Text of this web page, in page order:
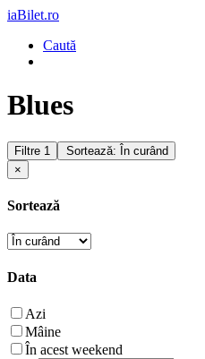
iaBilet.ro
Caută
Blues
Filtre 1
Sortează: În curând
×
Sortează
Data
Azi
Mâine
În acest weekend